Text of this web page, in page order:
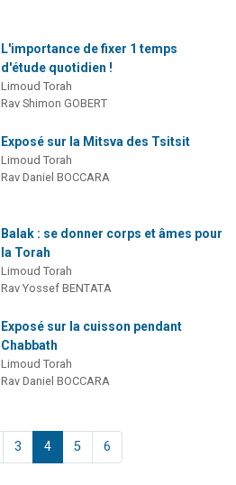
L'importance de fixer 1 temps
d'étude quotidien !
Limoud Torah
Rav Shimon GOBERT
Exposé sur la Mitsva des Tsitsit
Limoud Torah
Rav Daniel BOCCARA
Balak : se donner corps et âmes pour
la Torah
Limoud Torah
Rav Yossef BENTATA
Exposé sur la cuisson pendant
Chabbath
Limoud Torah
Rav Daniel BOCCARA
3 4 5 6